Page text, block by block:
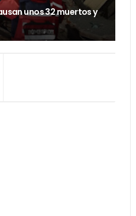
unos 32 muertos y